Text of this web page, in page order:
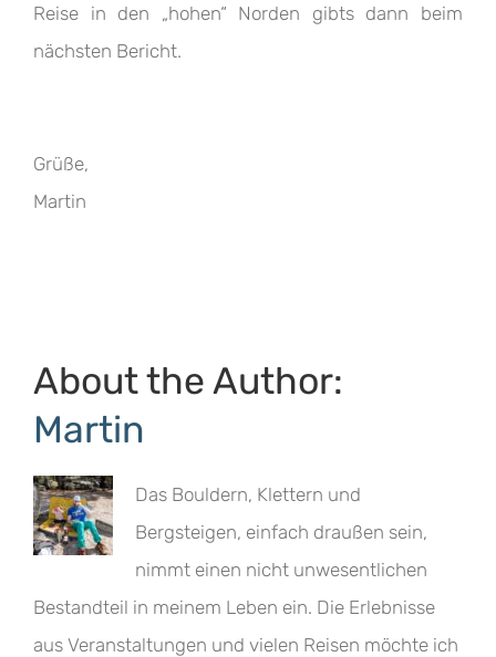
Reise in den „hohen“ Norden gibts dann beim
nächsten Bericht.
Grüße,
Martin
About the Author:
Martin
Das Bouldern, Klettern und
Bergsteigen, einfach draußen sein,
nimmt einen nicht unwesentlichen
Bestandteil in meinem Leben ein. Die Erlebnisse
aus Veranstaltungen und vielen Reisen möchte ich